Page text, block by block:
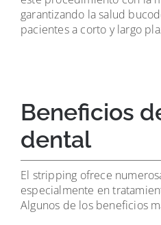
garantizando la salud
pacientes a corto y largo
Beneficios
dental
El stripping ofrece
especialmente en
Algunos de los beneficios